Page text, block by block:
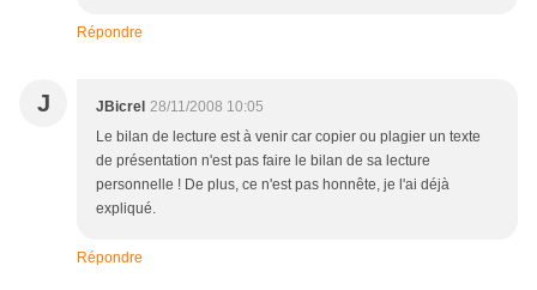
Répondre
J JBicrel 28/11/2008 10:05
Le bilan de lecture est à venir car copier ou plagier un texte
de présentation n'est pas faire le bilan de sa lecture
personnelle ! De plus, ce n'est pas honnête, je l'ai déjà
expliqué.
Répondre